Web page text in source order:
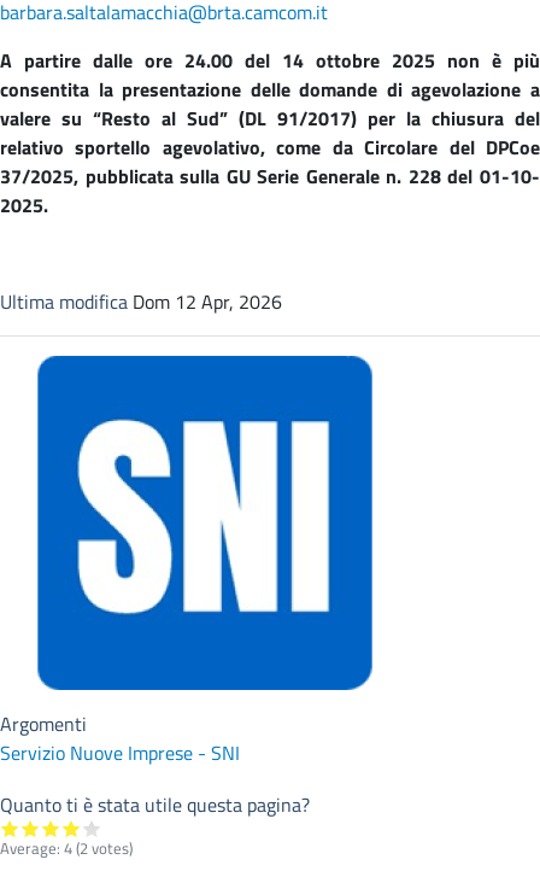
barbara.saltalamacchia@brta.camcom.it
A partire dalle ore 24.00 del 14 ottobre 2025 non è più
consentita la presentazione delle domande di agevolazione a
valere su “Resto al Sud” (DL 91/2017) per la chiusura del
relativo sportello agevolativo, come da Circolare del DPCoe
37/2025, pubblicata sulla GU Serie Generale n. 228 del 01-10-
2025.
Ultima modifica Dom 12 Apr, 2026
Argomenti
Servizio Nuove Imprese - SNI
Quanto ti è stata utile questa pagina?
Average: 4(2votes)